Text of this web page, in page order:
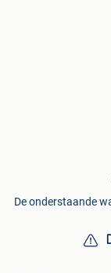
De onderstaande